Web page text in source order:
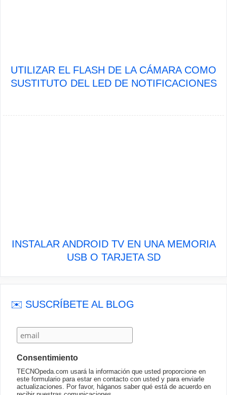
UTILIZAR EL FLASH DE LA CÁMARA COMO
SUSTITUTO DEL LED DE NOTIFICACIONES
INSTALAR ANDROID TV EN UNA MEMORIA
USB O TARJETA SD
✉️ SUSCRÍBETE AL BLOG
Consentimiento
TECNOpeda.com usará la información que usted proporcione en
este formulario para estar en contacto con usted y para enviarle
actualizaciones. Por favor, háganos saber qué está de acuerdo en